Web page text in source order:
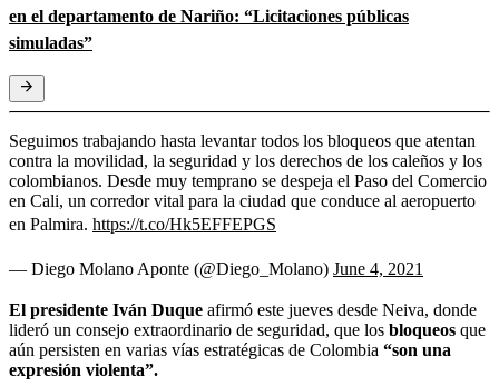
en el departamento de Nariño: “Licitaciones públicas
simuladas”
Seguimos trabajando hasta levantar todos los bloqueos que atentan
contra la movilidad, la seguridad y los derechos de los caleños y los
colombianos. Desde muy temprano se despeja el Paso del Comercio
en Cali, un corredor vital para la ciudad que conduce al aeropuerto
en Palmira. https://t.co/Hk5EFFEPGS
— Diego Molano Aponte (@Diego_Molano) June 4, 2021
El presidente Iván Duque afirmó este jueves desde Neiva, donde
lideró un consejo extraordinario de seguridad, que los bloqueos que
aún persisten en varias vías estratégicas de Colombia “son una
expresión violenta”.